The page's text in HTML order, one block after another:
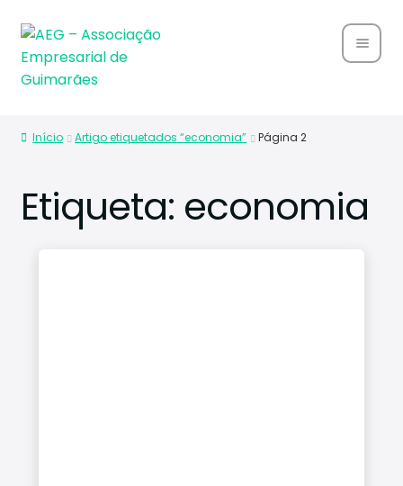
Associ
Início Artigo etiquetados “economia” Página 2
Etiqueta: economia